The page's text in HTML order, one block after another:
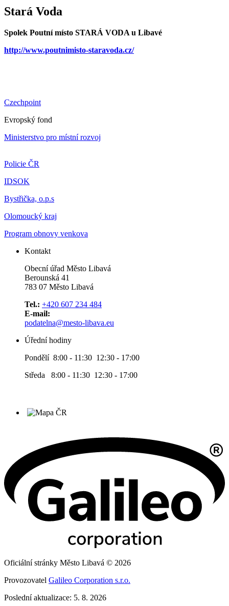
Stará Voda
Spolek Poutní místo STARÁ VODA u Libavé
http://www.poutnimisto-staravoda.cz/
Czechpoint
Evropský fond
Ministerstvo pro místní rozvoj
Policie ČR
IDSOK
Bystřička, o.p.s
Olomoucký kraj
Program obnovy venkova
Kontakt
Obecní úřad Město Libavá
Berounská 41
783 07 Město Libavá
Tel.: +420 607 234 484
E-mail:
podatelna@mesto-libava.eu
Úřední hodiny
Pondělí 8:00 - 11:30 12:30 - 17:00
Středa 8:00 - 11:30 12:30 - 17:00
Oficiální stránky Město Libavá © 2026
Provozovatel Galileo Corporation s.r.o.
Poslední aktualizace: 5. 8. 2026